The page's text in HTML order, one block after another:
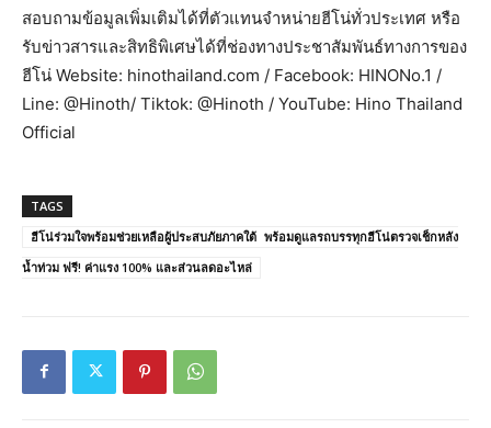
สอบถามข้อมูลเพิ่มเติมได้ที่ตัวแทนจำหน่ายฮีโน่ทั่วประเทศ หรือ
รับข่าวสารและสิทธิพิเศษได้ที่ช่องทางประชาสัมพันธ์ทางการของ
ฮีโน่ Website: hinothailand.com / Facebook: HINONo.1 /
Line: @Hinoth/ Tiktok: @Hinoth / YouTube: Hino Thailand
Official
TAGS
ฮีโน่ร่วมใจพร้อมช่วยเหลือผู้ประสบภัยภาคใต้ พร้อมดูแลรถบรรทุกฮีโน่ตรวจเช็กหลัง
น้ำท่วม ฟรี! ค่าแรง 100% และส่วนลดอะไหล่